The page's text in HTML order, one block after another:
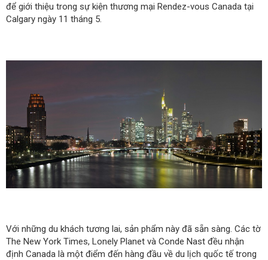
để giới thiệu trong sự kiện thương mại Rendez-vous Canada tại
Calgary ngày 11 tháng 5.
Với những du khách tương lai, sản phẩm này đã sẵn sàng. Các tờ
The New York Times, Lonely Planet và Conde Nast đều nhận
định Canada là một điểm đến hàng đầu về du lịch quốc tế trong